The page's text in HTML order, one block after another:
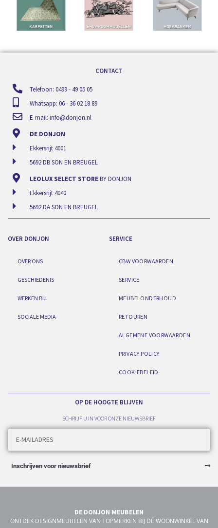
CONTACT
Telefoon: 0499 - 49 05 05
Whatsapp: 06 - 36 02 18 89
E-mail: info@donjon.nl
DE DONJON
Ekkersrijt 4001
5692 DB SON EN BREUGEL
LEOLUX SELECT STOREBY DONJON
Ekkersrijt 4040
5692 DA SON EN BREUGEL
OVER DONJON
OVER ONS
GESCHIEDENIS
WERKEN BIJ
SOCIALE MEDIA
SERVICE
CBW VOORWAARDEN
SERVICE
MEUBELONDERHOUD
RETOUREN
ALGEMENE VOORWAARDEN
PRIVACY POLICY
COOKIEBELEID
OP DE HOOGTE BLIJVEN
SCHRIJF U IN VOOR ONZE NIEUWSBRIEF
Inschrijven voor nieuwsbrief
DE DONJON MEUBELEN
ONTDEK DESIGNMEUBELEN VAN TOPMERKEN BIJ DÉ WOONWINKEL VAN